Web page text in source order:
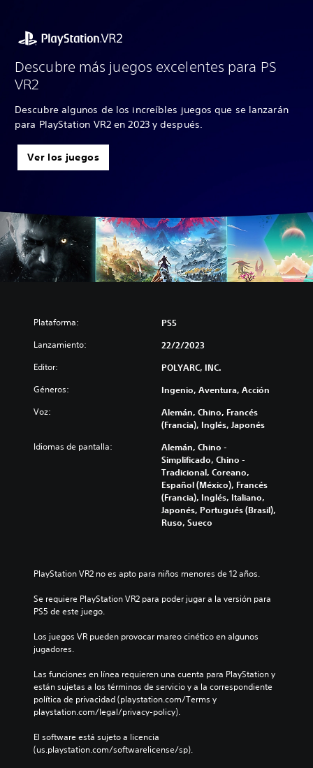
Descubre más juegos excelentes para PS
VR2
Descubre algunos de los increíbles juegos que se lanzarán
para PlayStation VR2 en 2023 y después.
Ver los juegos
Plataforma: PS5
Lanzamiento: 22/2/2023
Editor: POLYARC, INC.
Géneros: Ingenio, Aventura, Acción
Voz:
Alemán, Chino, Francés
(Francia), Inglés, Japonés
Idiomas de pantalla:
Alemán, Chino -
Simplificado, Chino -
Tradicional, Coreano,
Español (México), Francés
(Francia), Inglés, Italiano,
Japonés, Portugués (Brasil),
Ruso, Sueco
PlayStation VR2 no es apto para niños menores de 12 años.
Se requiere PlayStation VR2 para poder jugar a la versión para
PS5 de este juego.
Los juegos VR pueden provocar mareo cinético en algunos
jugadores.
Las funciones en línea requieren una cuenta para PlayStation y
están sujetas a los términos de servicio y a la correspondiente
política de privacidad (playstation.com/Terms y
playstation.com/legal/privacy-policy).
El software está sujeto a licencia
(us.playstation.com/softwarelicense/sp).